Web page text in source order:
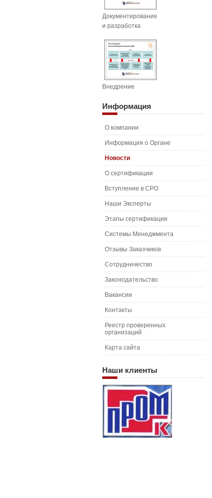
Документирование
и разработка
Внедрение
Информация
О компании
Информация о Органе
Новости
О сертификации
Вступление в СРО
Наши Эксперты
Этапы сертификации
Системы Менеджмента
Отзывы Заказчиков
Сотрудничество
Законодательство
Вакансии
Контакты
Реестр проверенных
организаций
Карта сайта
Наши клиенты